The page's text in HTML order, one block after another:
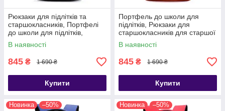
Рюкзаки для підлітків та
старшокласників, Портфелі
до школи для підлітків,
Шкільні рюкзаки для старших
класів
В наявності
845 ₴ 1 690 ₴
Купити
Портфель до школи для
підлітків, Рюкзаки для
старшокласників для старшої
школи та міські, Шкільні
рюкзаки для старших класів,
В наявності
845 ₴ 1 690 ₴
Купити
Новинка –50% Новинка –50%